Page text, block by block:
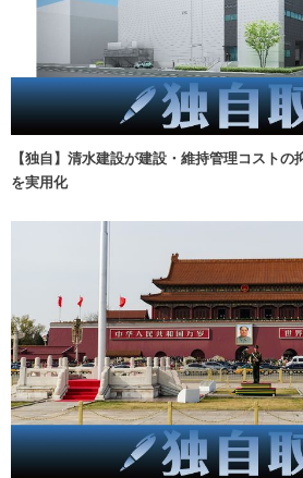
【独自】清水建設が建設・維持管理コスト
を実用化